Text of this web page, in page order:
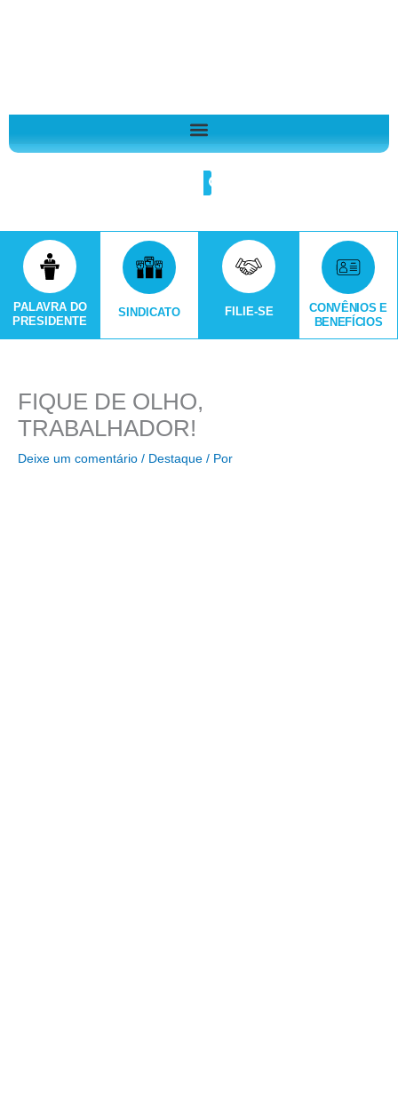
Search
PALAVRA DO
PRESIDENTE
SINDICATO FILIE-SE
CONVÊNIOS E
BENEFÍCIOS
FIQUE DE OLHO,
TRABALHADOR!
Deixe um comentário / Destaque / Por
o